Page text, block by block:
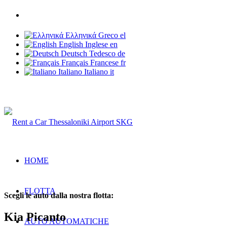
Ελληνικά Greco el
English Inglese en
Deutsch Tedesco de
Français Francese fr
Italiano Italiano it
HOME
FLOTTA
AUTO AUTOMATICHE
Scegli le auto dalla nostra flotta:
Kia Picanto